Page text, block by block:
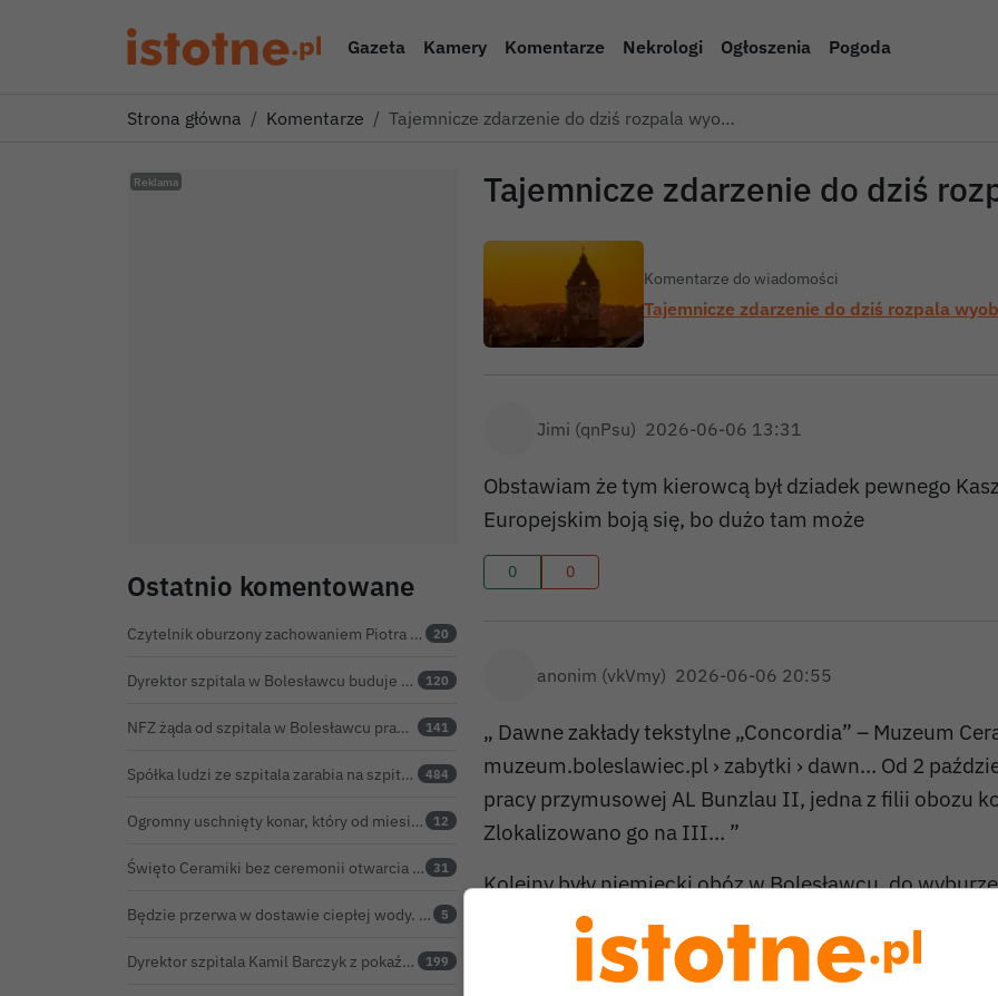
Gazeta Kamery Komentarze Nekrologi Ogłoszenia Pogoda
Strona główna Komentarze Tajemnicze zdarzenie do dziś rozpala wyo…
Ostatnio komentowane
Czytelnik oburzony zachowaniem Piotra Romana na rocznicy prezydentury Karola Nawrockiego. Obejrzeliśmy nagranie 20
Dyrektor szpitala w Bolesławcu buduje medyczne imperium. „Gazeta Wyborcza” opisuje jego działalność w całej Polsce 120
NFZ żąda od szpitala w Bolesławcu prawie 5,9 mln zł. Potężny cios po kontroli rozliczeń 141
Spółka ludzi ze szpitala zarabia na szpitalu w Bolesławcu. Kwoty pozostają tajne 484
Ogromny uschnięty konar, który od miesięcy zagrażał ludziom w Bolesławcu, wycięty 12
Święto Ceramiki bez ceremonii otwarcia na dworcu. Co z obietnicą prezydenta Bolesławca? 31
Będzie przerwa w dostawie ciepłej wody. ZEC Bolesławiec zapowiada prace remontowe 5
Dyrektor szpitala Kamil Barczyk z pokaźnym majątkiem 199
Tajemnicze zdarzenie do dziś
Komentarze do wiadomości
Tajemnicze zdarzenie do dziś rozpala
Jimi (qnPsu) 2026-06-06 13:31
Obstawiam że tym kierowcą był dziadek pewnego
Europejskim boją się, bo dużo tam może
0 0
anonim (vkVmy) 2026-06-06 20:55
„ Dawne zakłady tekstylne „Concordia” – Muzeum
muzeum.boleslawiec.pl › zabytki › dawn… Od 2
pracy przymusowej AL Bunzlau II, jedna z filii obozu
Zlokalizowano go na III… ”
Kolejny były niemiecki obóz w Bolesławcu, do